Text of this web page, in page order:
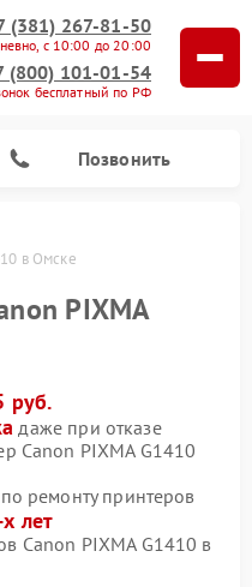
(381) 267-81-50
с 10:00 до 20:00
(800) 101-01-54
бесплатный по РФ
Позвонить
в Омске
PIXMA
руб.
даже при отказе
Canon PIXMA G1410
ремонту принтеров
лет
Canon PIXMA G1410 в